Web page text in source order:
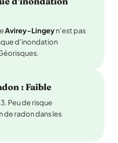
Avirey-Lingeyn'est pas
d'inondation
: Faible
Peu de risque
radon dans les